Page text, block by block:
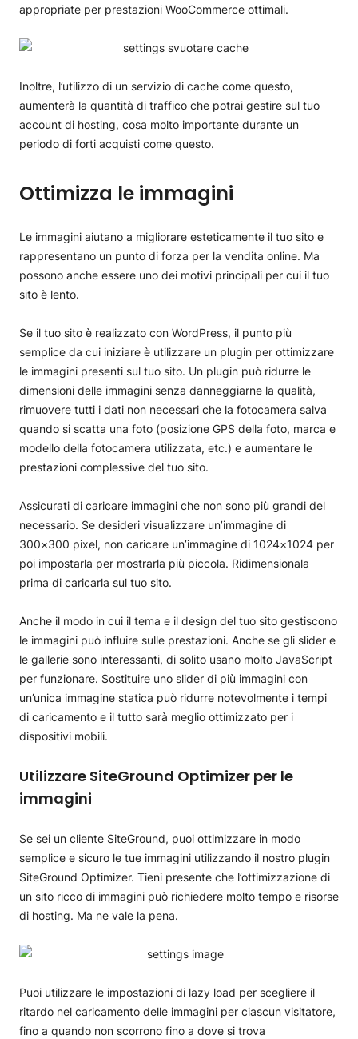
appropriate per prestazioni WooCommerce ottimali.
Inoltre, l’utilizzo di un servizio di cache come questo,
aumenterà la quantità di traffico che potrai gestire sul tuo
account di hosting, cosa molto importante durante un
periodo di forti acquisti come questo.
Ottimizza le immagini
Le immagini aiutano a migliorare esteticamente il tuo sito e
rappresentano un punto di forza per la vendita online. Ma
possono anche essere uno dei motivi principali per cui il tuo
sito è lento.
Se il tuo sito è realizzato con WordPress, il punto più
semplice da cui iniziare è utilizzare un plugin per ottimizzare
le immagini presenti sul tuo sito. Un plugin può ridurre le
dimensioni delle immagini senza danneggiarne la qualità,
rimuovere tutti i dati non necessari che la fotocamera salva
quando si scatta una foto (posizione GPS della foto, marca e
modello della fotocamera utilizzata, etc.) e aumentare le
prestazioni complessive del tuo sito.
Assicurati di caricare immagini che non sono più grandi del
necessario. Se desideri visualizzare un’immagine di
300×300 pixel, non caricare un’immagine di 1024×1024 per
poi impostarla per mostrarla più piccola. Ridimensionala
prima di caricarla sul tuo sito.
Anche il modo in cui il tema e il design del tuo sito gestiscono
le immagini può influire sulle prestazioni. Anche se gli slider e
le gallerie sono interessanti, di solito usano molto JavaScript
per funzionare. Sostituire uno slider di più immagini con
un’unica immagine statica può ridurre notevolmente i tempi
di caricamento e il tutto sarà meglio ottimizzato per i
dispositivi mobili.
Utilizzare SiteGround Optimizer per le
immagini
Se sei un cliente SiteGround, puoi ottimizzare in modo
semplice e sicuro le tue immagini utilizzando il nostro plugin
SiteGround Optimizer. Tieni presente che l’ottimizzazione di
un sito ricco di immagini può richiedere molto tempo e risorse
di hosting. Ma ne vale la pena.
Puoi utilizzare le impostazioni di lazy load per scegliere il
ritardo nel caricamento delle immagini per ciascun visitatore,
fino a quando non scorrono fino a dove si trova